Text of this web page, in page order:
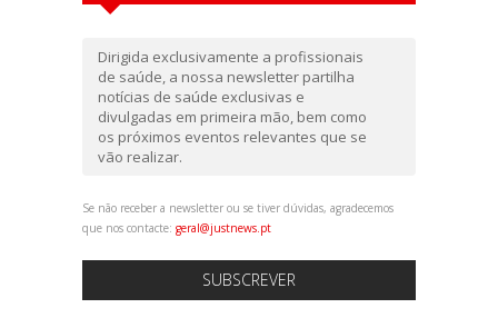
Dirigida exclusivamente a profissionais
de saúde, a nossa newsletter partilha
notícias de saúde exclusivas e
divulgadas em primeira mão, bem como
os próximos eventos relevantes que se
vão realizar.
Se não receber a newsletter ou se tiver dúvidas, agradecemos
que nos contacte: geral@justnews.pt
SUBSCREVER